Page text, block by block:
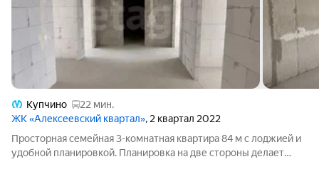
Купчино
22 мин.
ЖК «Алексеевский квартал», 2 квартал 2022
Просторная семейная 3-комнатная квартира 84 м с лоджией и
удобной планировкой. Планировка на две стороны делает